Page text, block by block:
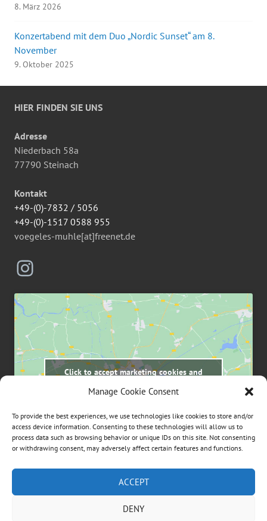
Manage Cookie Consent
To provide the best experiences, we use technologies like cookies to store and/or
access device information. Consenting to these technologies will allow us to
process data such as browsing behavior or unique IDs on this site. Not consenting
or withdrawing consent, may adversely affect certain features and functions.
ACCEPT
DENY
8. März 2026
Konzertabend mit dem Duo „Nordic Sunset“ am 8.
November
9. Oktober 2025
HIER FINDEN SIE UNS
Adresse
Niederbach 58a
77790 Steinach
Kontakt
+49-(0)-7832 / 5056
+49-(0)-1517 0588 955
voegeles-muhle[at]freenet.de
Instagram
Click to accept marketing cookies and
Suchen